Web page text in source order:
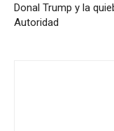
Donal Trump y la
Autoridad